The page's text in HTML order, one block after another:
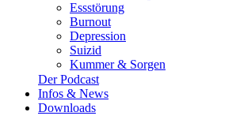
Essstörung
Burnout
Depression
Suizid
Kummer & Sorgen
Der Podcast
Infos & News
Downloads